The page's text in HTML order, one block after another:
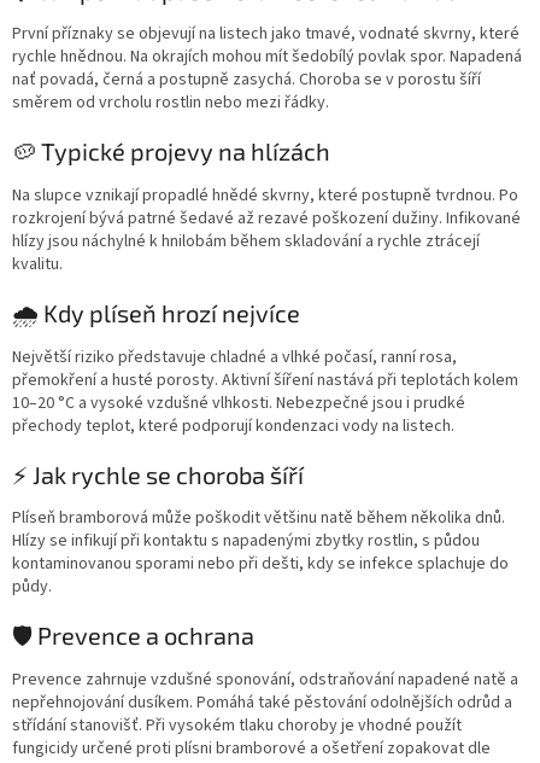
První příznaky se objevují na listech jako tmavé, vodnaté skvrny, které
rychle hnědnou. Na okrajích mohou mít šedobílý povlak spor. Napadená
nať povadá, černá a postupně zasychá. Choroba se v porostu šíří
směrem od vrcholu rostlin nebo mezi řádky.
🥔 Typické projevy na hlízách
Na slupce vznikají propadlé hnědé skvrny, které postupně tvrdnou. Po
rozkrojení bývá patrné šedavé až rezavé poškození dužiny. Infikované
hlízy jsou náchylné k hnilobám během skladování a rychle ztrácejí
kvalitu.
🌧️ Kdy plíseň hrozí nejvíce
Největší riziko představuje chladné a vlhké počasí, ranní rosa,
přemokření a husté porosty. Aktivní šíření nastává při teplotách kolem
10–20 °C a vysoké vzdušné vlhkosti. Nebezpečné jsou i prudké
přechody teplot, které podporují kondenzaci vody na listech.
⚡ Jak rychle se choroba šíří
Plíseň bramborová může poškodit většinu natě během několika dnů.
Hlízy se infikují při kontaktu s napadenými zbytky rostlin, s půdou
kontaminovanou sporami nebo při dešti, kdy se infekce splachuje do
půdy.
🛡️ Prevence a ochrana
Prevence zahrnuje vzdušné sponování, odstraňování napadené natě a
nepřehnojování dusíkem. Pomáhá také pěstování odolnějších odrůd a
střídání stanovišť. Při vysokém tlaku choroby je vhodné použít
fungicidy určené proti plísni bramborové a ošetření zopakovat dle